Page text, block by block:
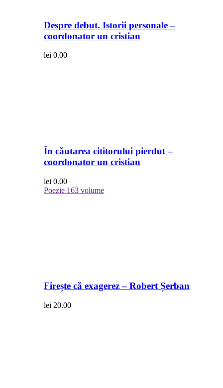
Despre debut. Istorii personale –
coordonator un cristian
lei 0.00
În căutarea cititorului pierdut –
coordonator un cristian
lei 0.00
Poezie 163 volume
Firește că exagerez – Robert Șerban
lei 20.00